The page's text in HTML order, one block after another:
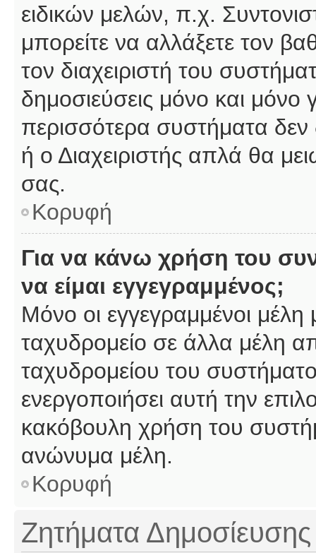
ειδικών μελών, π.χ.
μπορείτε να αλλάξετε τον
τον διαχειριστή του
δημοσιεύσεις μόνο και
περισσότερα συστήματα δεν
ή ο Διαχειριστής απλά θα
σας.
Κορυφή
Για να κάνω χρήση του
να είμαι εγγεγραμμένος;
Μόνο οι εγγεγραμμένοι
ταχυδρομείο σε άλλα μέλη
ταχυδρομείου του
ενεργοποιήσει αυτή την
κακόβουλη χρήση του
ανώνυμα μέλη.
Κορυφή
Ζητήματα Δημοσίευσης